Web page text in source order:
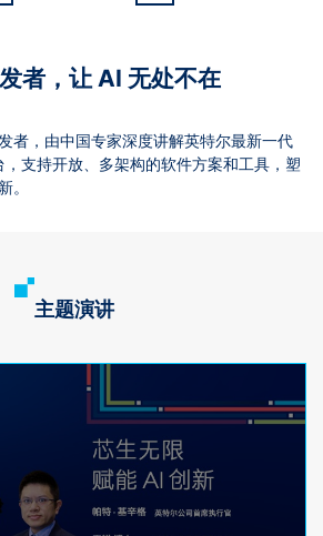
者，让 AI 无处不在
者，由中国专家深度讲解英特尔最新一代
支持开放、多架构的软件方案和工具，塑
。
主题演讲